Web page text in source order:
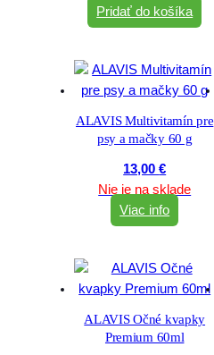
Pridať do košíka
ALAVIS Multivitamín pre
psy a mačky 60 g
13,00€
Nie je na sklade
Viac info
ALAVIS Očné kvapky
Premium 60ml